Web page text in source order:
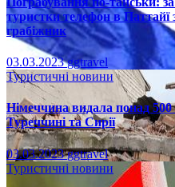
туристки телефон в Паттайї
грабіжник
03.03.2023ggtravel
Туристичні новини
Німеччина видала понад 500
Туреччині та Сирії
03.03.2023ggtravel
Туристичні новини